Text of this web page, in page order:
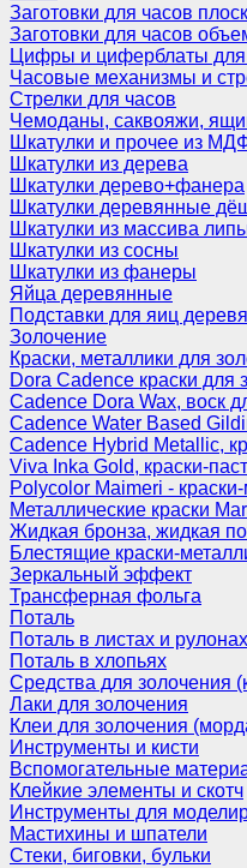
Заготовки для часов
Заготовки для часов
Цифры и циферблаты для
Часовые механизмы и
Стрелки для часов
Чемоданы, саквояжи,
Шкатулки и прочее из
Шкатулки из дерева
Шкатулки дерево+фанера
Шкатулки деревянные
Шкатулки из массива
Шкатулки из сосны
Шкатулки из фанеры
Яйца деревянные
Подставки для яиц
Золочение
Краски, металлики для
Dora Cadence краски для
Cadence Dora Wax, воск
Cadence Water Based
Cadence Hybrid Metallic,
Viva Inka Gold, краски-
Polycolor Maimeri -
Металлические краски
Жидкая бронза, жидкая
Блестящие краски-
Зеркальный эффект
Трансферная фольга
Поталь
Поталь в листах и рулонах
Поталь в хлопьях
Средства для золочения
Лаки для золочения
Клеи для золочения
Инструменты и кисти
Вспомогательные
Клейкие элементы и скотч
Инструменты для
Мастихины и шпатели
Стеки, биговки, бульки